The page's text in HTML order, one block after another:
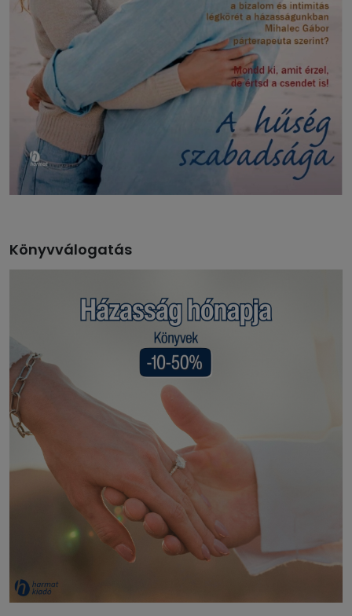
Könyvválogatás